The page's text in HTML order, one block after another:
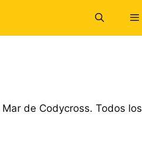
de Codycross. Todos los